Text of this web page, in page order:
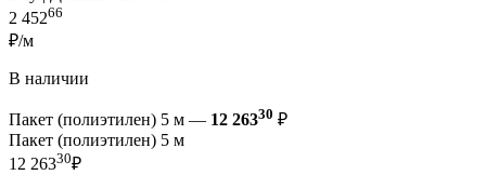
2 45266
₽/м
В наличии
Пакет (полиэтилен) 5 м — 12 26330 ₽
Пакет (полиэтилен) 5 м
12 26330₽